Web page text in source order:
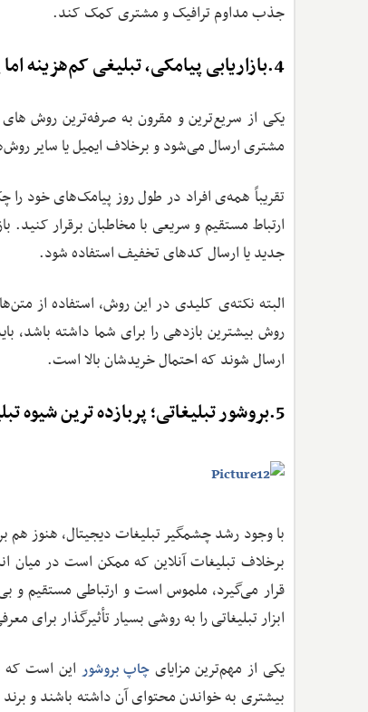
جذب مداوم ترافیک و مشتری کمک کند.
4.بازاریابی پیامکی، تبلیغی کم‌هزینه اما پربازده
یکی از سریع‌ترین و مقرون‌ به ‌صرفه‌ترین روش‌ های
مشتری ارسال می‌شود و برخلاف ایمیل یا سایر
تقریباً همه‌ی افراد در طول روز پیامک‌های خود را
ارتباط مستقیم و سریعی با مخاطبان برقرار
جدید یا ارسال کدهای تخفیف استفاده شود.
البته نکته‌ی کلیدی در این روش، استفاده از
روش بیشترین بازدهی را برای شما داشته باشد،
ارسال شوند که احتمال خریدشان بالا است.
5.بروشور تبلیغاتی؛ پربازده ‌ترین شیوه تبلیغاتی
با وجود رشد چشمگیر تبلیغات دیجیتال، هنوز
برخلاف تبلیغات آنلاین که ممکن است در میان
قرار می‌گیرد، ملموس است و ارتباطی مستقیم و
ابزار تبلیغاتی را به روشی بسیار تأثیرگذار
یکی از مهم‌ترین مزایای چاپ بروشور این است که
بیشتری به خواندن محتوای آن داشته باشند و